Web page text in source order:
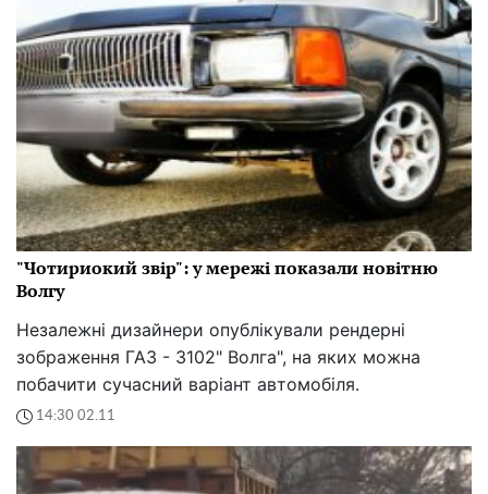
"Чотириокий звір": у мережі показали новітню
Волгу
Незалежні дизайнери опублікували рендерні
зображення ГАЗ - 3102" Волга", на яких можна
побачити сучасний варіант автомобіля.
14:30 02.11